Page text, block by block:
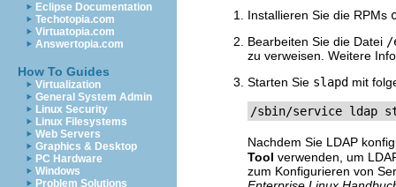
Eclipse Documentation
Techotopia.com
Virtuatopia.com
Answertopia.com
How To Guides
Virtualization
General System Admin
Linux Security
Linux Filesystems
Web Servers
Graphics & Desktop
PC Hardware
Windows
Problem Solutions
Installieren Sie die RPMs
Bearbeiten Sie die Datei /
zu verweisen. Weitere
Starten Sie slapd mit
/sbin/service ldap
Nachdem Sie LDAP
Tool verwenden, um
zum Konfigurieren von